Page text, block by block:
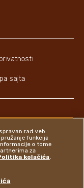
sajta
rad veb
funkcija
o tome
za
kolačića.